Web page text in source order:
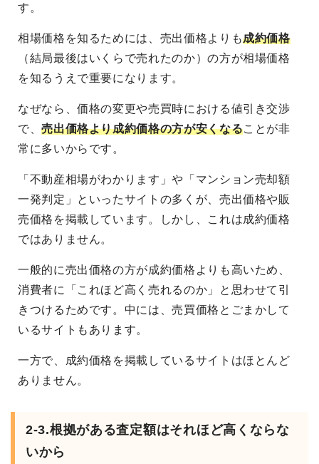
す。
相場価格を知るためには、売出価格よりも成約価格
（結局最後はいくらで売れたのか）の方が相場価格
を知るうえで重要になります。
なぜなら、価格の変更や売買時における値引き交渉
で、売出価格より成約価格の方が安くなることが非
常に多いからです。
「不動産相場がわかります」や「マンション売却額
一発判定」といったサイトの多くが、売出価格や販
売価格を掲載しています。しかし、これは成約価格
ではありません。
一般的に売出価格の方が成約価格よりも高いため、
消費者に「これほど高く売れるのか」と思わせて引
きつけるためです。中には、売買価格とごまかして
いるサイトもあります。
一方で、成約価格を掲載しているサイトはほとんど
ありません。
2-3.根拠がある査定額はそれほど高くならな
いから